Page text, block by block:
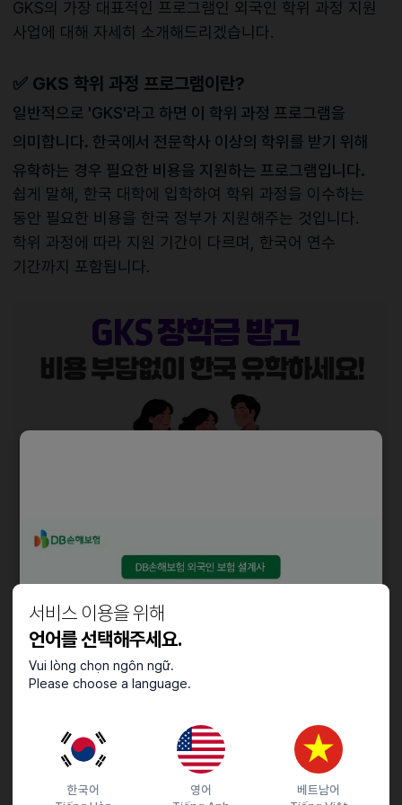
서비스 이용을 위해
언어를 선택해주세요.
Vui lòng chọn ngôn ngữ.
Please choose a language.
한국어
영어
베트남어
GKS의 가장 대표적인 프로그램인 외국인 학위 과정 지원
사업에 대해 자세히 소개해드리겠습니다.
✅ GKS 학위 과정 프로그램이란?
일반적으로 'GKS'라고 하면 이 학위 과정 프로그램을
의미합니다. 한국에서 전문학사 이상의 학위를 받기 위해
유학하는 경우 필요한 비용을 지원하는 프로그램입니다.
쉽게 말해, 한국 대학에 입학하여 학위 과정을 이수하는
동안 필요한 비용을 한국 정부가 지원해주는 것입니다.
학위 과정에 따라 지원 기간이 다르며, 한국어 연수
기간까지 포함됩니다.
GKS 지원자격
[전문학사 / 학사]